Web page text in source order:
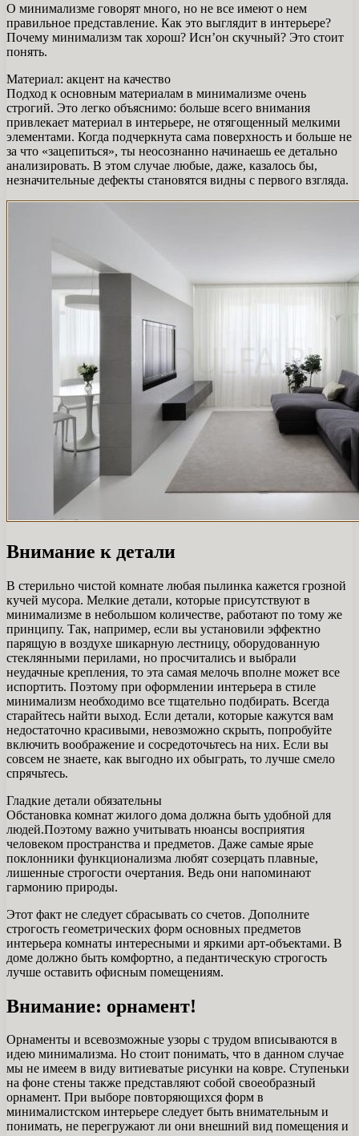
О минимализме говорят много, но не все имеют о нем
правильное представление. Как это выглядит в интерьере?
Почему минимализм так хорош? Исн’он скучный? Это стоит
понять.
Материал: акцент на качество
Подход к основным материалам в минимализме очень
строгий. Это легко объяснимо: больше всего внимания
привлекает материал в интерьере, не отягощенный мелкими
элементами. Когда подчеркнута сама поверхность и больше не
за что «зацепиться», ты неосознанно начинаешь ее детально
анализировать. В этом случае любые, даже, казалось бы,
незначительные дефекты становятся видны с первого взгляда.
Внимание к детали
В стерильно чистой комнате любая пылинка кажется грозной
кучей мусора. Мелкие детали, которые присутствуют в
минимализме в небольшом количестве, работают по тому же
принципу. Так, например, если вы установили эффектно
парящую в воздухе шикарную лестницу, оборудованную
стеклянными перилами, но просчитались и выбрали
неудачные крепления, то эта самая мелочь вполне может все
испортить. Поэтому при оформлении интерьера в стиле
минимализм необходимо все тщательно подбирать. Всегда
старайтесь найти выход. Если детали, которые кажутся вам
недостаточно красивыми, невозможно скрыть, попробуйте
включить воображение и сосредоточьтесь на них. Если вы
совсем не знаете, как выгодно их обыграть, то лучше смело
спрячьтесь.
Гладкие детали обязательны
Обстановка комнат жилого дома должна быть удобной для
людей.Поэтому важно учитывать нюансы восприятия
человеком пространства и предметов. Даже самые ярые
поклонники функционализма любят созерцать плавные,
лишенные строгости очертания. Ведь они напоминают
гармонию природы.
Этот факт не следует сбрасывать со счетов. Дополните
строгость геометрических форм основных предметов
интерьера комнаты интересными и яркими арт-объектами. В
доме должно быть комфортно, а педантическую строгость
лучше оставить офисным помещениям.
Внимание: орнамент!
Орнаменты и всевозможные узоры с трудом вписываются в
идею минимализма. Но стоит понимать, что в данном случае
мы не имеем в виду витиеватые рисунки на ковре. Ступеньки
на фоне стены также представляют собой своеобразный
орнамент. При выборе повторяющихся форм в
минималистском интерьере следует быть внимательным и
понимать, не перегружают ли они внешний вид помещения и